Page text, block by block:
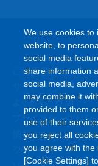
ご利用条件
サイトマップ
よくあるご質問
プライバシーポリシ
情報セキュリティポ
クッキーポリシー
We use cookies to
website, to
social media
share information
social media,
may combine it
provided to them
use of their
you reject all
you agree with the
[Cookie Settings]